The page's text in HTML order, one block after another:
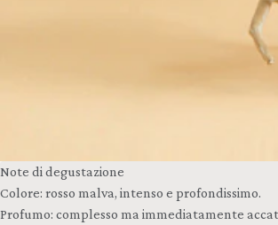
Note di degustazione
Colore: rosso malva, intenso e profondissimo.
Profumo: complesso ma immediatamente